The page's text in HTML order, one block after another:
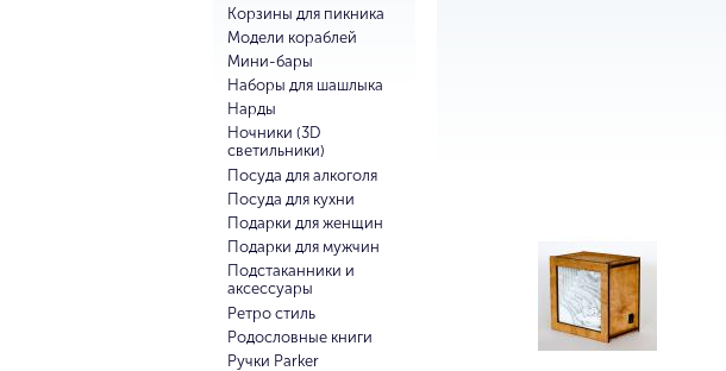
Корзины для пикника
Модели кораблей
Мини-бары
Наборы для шашлыка
Нарды
Ночники (3D
светильники)
Посуда для алкоголя
Посуда для кухни
Подарки для женщин
Подарки для мужчин
Подстаканники и
аксессуары
Ретро стиль
Родословные книги
Ручки Parker